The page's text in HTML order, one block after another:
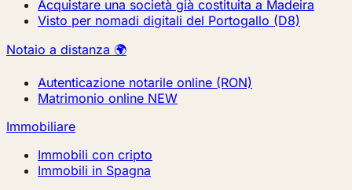
Acquistare una società già costituita a Madeira
Visto per nomadi digitali del Portogallo (D8)
Notaio a distanza 🌍
Autenticazione notarile online (RON)
Matrimonio online NEW
Immobiliare
Immobili con cripto
Immobili in Spagna